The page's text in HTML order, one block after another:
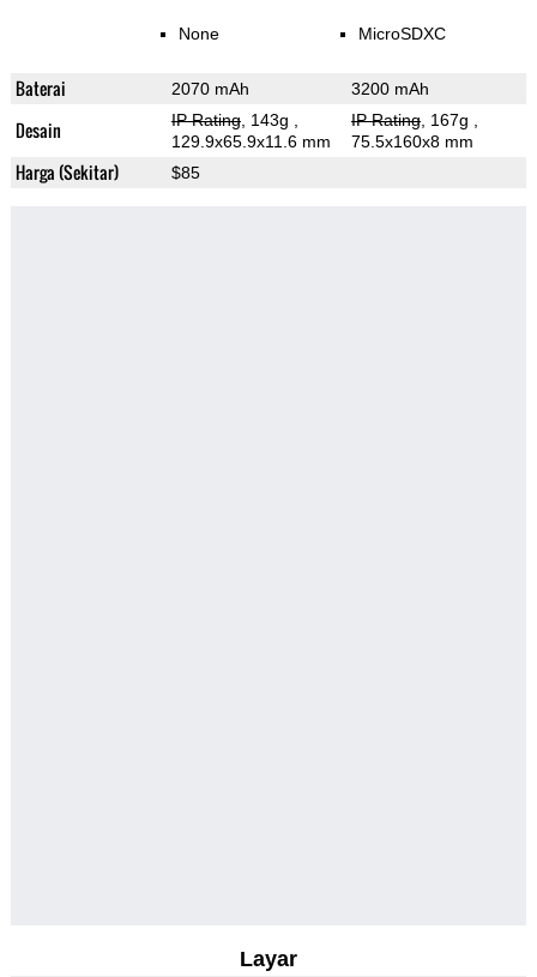
None MicroSDXC
Baterai 2070 mAh 3200 mAh
Desain IP Rating, 143g
129.9x65.9x11.6 mm
IP Rating, 167g
75.5x160x8 mm
Harga (Sekitar) $85
Layar